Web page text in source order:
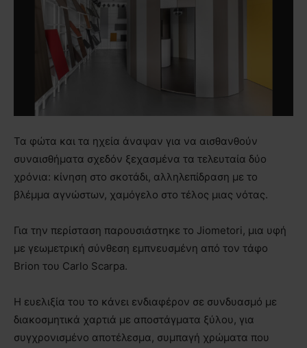
Τα φώτα και τα ηχεία άναψαν για να αισθανθούν
συναισθήματα σχεδόν ξεχασμένα τα τελευταία δύο
χρόνια: κίνηση στο σκοτάδι, αλληλεπίδραση με το
βλέμμα αγνώστων, χαμόγελο στο τέλος μιας νότας.
Για την περίσταση παρουσιάστηκε το Jiometori, μια υφή
με γεωμετρική σύνθεση εμπνευσμένη από τον τάφο
Brion του Carlo Scarpa.
Η ευελιξία του το κάνει ενδιαφέρον σε συνδυασμό με
διακοσμητικά χαρτιά με αποστάγματα ξύλου, για
συγχρονισμένο αποτέλεσμα, συμπαγή χρώματα που